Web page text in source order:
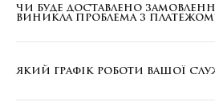
ЧИ БУДЕ ДОСТАВЛЕНО
ВИНИКЛА ПРОБЛЕМА З
ЯКИЙ ГРАФІК РОБОТИ ВАШОЇ